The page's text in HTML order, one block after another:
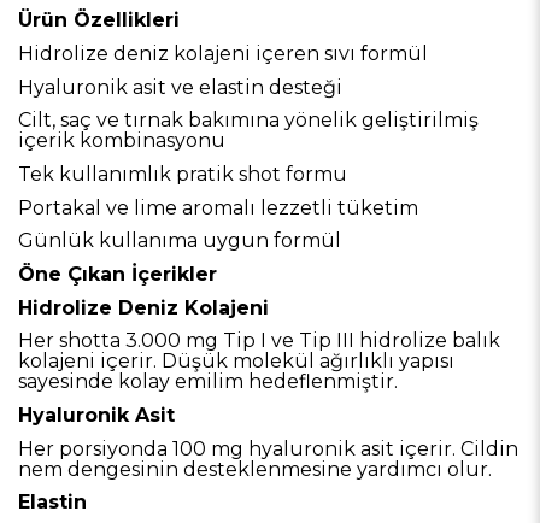
Ürün Özellikleri
Hidrolize deniz kolajeni içeren sıvı formül
Hyaluronik asit ve elastin desteği
Cilt, saç ve tırnak bakımına yönelik geliştirilmiş
içerik kombinasyonu
Tek kullanımlık pratik shot formu
Portakal ve lime aromalı lezzetli tüketim
Günlük kullanıma uygun formül
Öne Çıkan İçerikler
Hidrolize Deniz Kolajeni
Her shotta 3.000 mg Tip I ve Tip III hidrolize balık
kolajeni içerir. Düşük molekül ağırlıklı yapısı
sayesinde kolay emilim hedeflenmiştir.
Hyaluronik Asit
Her porsiyonda 100 mg hyaluronik asit içerir. Cildin
nem dengesinin desteklenmesine yardımcı olur.
Elastin